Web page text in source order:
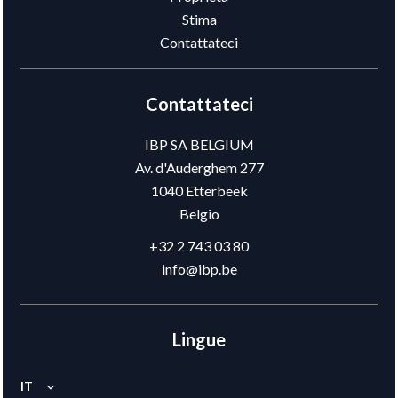
Stima
Contattateci
Contattateci
IBP SA BELGIUM
Av. d'Auderghem 277
1040Etterbeek
Belgio
+32 2 743 03 80
info@ibp.be
Lingue
IT